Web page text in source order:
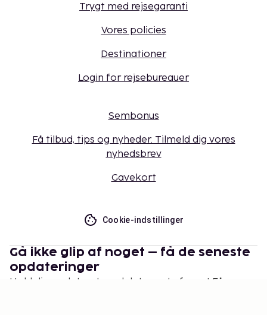
Trygt med rejsegaranti
Vores policies
Destinationer
Login for rejsebureauer
Sembonus
Få tilbud, tips og nyheder. Tilmeld dig vores
nyhedsbrev
Gavekort
Cookie-indstillinger
Gå ikke glip af noget – få de seneste
opdateringer
Hold dig opdateret med det nyeste fra os! Få